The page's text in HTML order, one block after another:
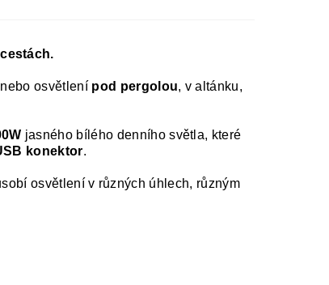
osvětlení pod pergolou, v altánku,
jasného bílého denního světla, které
konektor.
osvětlení v různých úhlech, různým